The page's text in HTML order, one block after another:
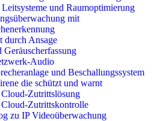
Leitsysteme und Raumoptimierung
mit
durch Ansage
Geräuscherfassung
Audio
und Beschallungssystem
die schützt und warnt
Zutrittslösung
Zutrittskontrolle
zu IP Videoüberwachung